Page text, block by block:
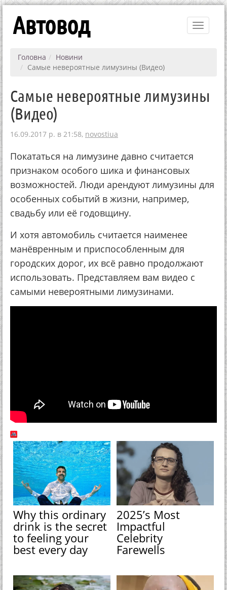
Toggle
Автовод
Головна
Новини
Самые невероятные лимузины (Видео)
Самые невероятные лимузины
(Видео)
16.09.2017 р. в 21:58, novostiua
Покататься на лимузине давно считается
признаком особого шика и финансовых
возможностей. Люди арендуют лимузины для
особенных событий в жизни, например,
свадьбу или её годовщину.
И хотя автомобиль считается наименее
манёвренным и приспособленным для
городских дорог, их всё равно продолжают
использовать. Представляем вам видео с
самыми невероятными лимузинами.
Why this ordinary
drink is the secret
to feeling your
best every day
2025’s Most
Impactful
Celebrity
Farewells